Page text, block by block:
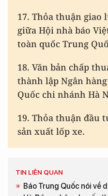
17. Thỏa thuận giao
giữa Hội nhà báo
toàn quốc Trung
18. Văn bản chấp
thành lập Ngân
Quốc chi nhánh Hà
19. Thỏa thuận đầu
sản xuất lốp xe.
TIN LIÊN QUAN
Báo Trung Quốc nói về